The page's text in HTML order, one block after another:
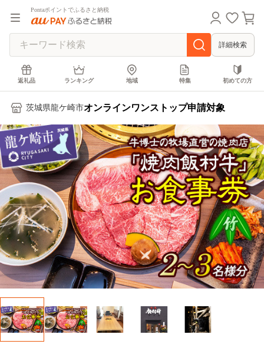
Pontaポイントでふるさと納税
詳細検索
返礼品 ランキング 地域 特集 初めての方
茨城県龍ケ崎市オンラインワンストップ申請対象